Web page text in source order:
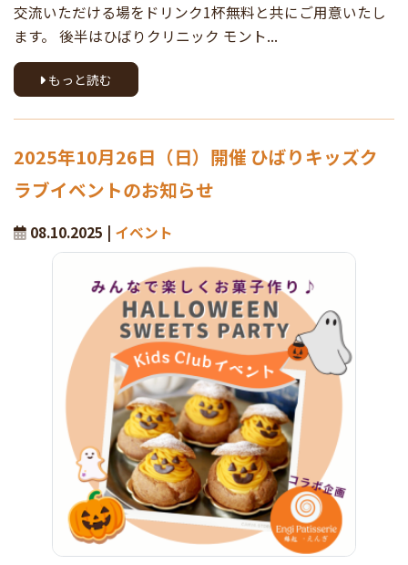
交流いただける場をドリンク1杯無料と共にご用意いたし
ます。 後半はひばりクリニック モント...
もっと読む
2025年10月26日（日）開催 ひばりキッズク
ラブイベントのお知らせ
08.10.2025 | イベント